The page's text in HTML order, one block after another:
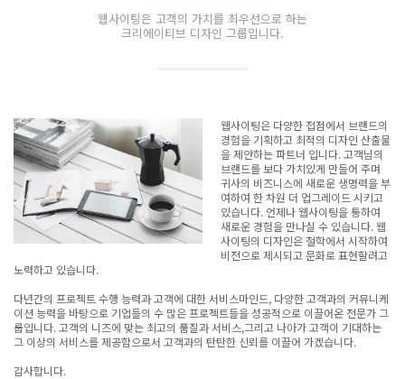
웹사이팅은 고객의 가치를 최우선으로 하는
크리에이티브 디자인 그룹입니다.
웹사이팅은 다양한 접점에서 브랜드의
경험을 기획하고 최적의 디자인 산출물
을 제안하는 파트너 입니다. 고객님의
브랜드를 보다 가치있게 만들어 주며
귀사의 비즈니스에 새로운 생명력을 부
여하여 한 차원 더 업그레이드 시키고
있습니다. 언제나 웹사이팅을 통하여
새로운 경험을 만나실 수 있습니다. 웹
사이팅의 디자인은 철학에서 시작하여
비전으로 제시되고 문화로 표현할려고
노력하고 있습니다.
다년간의 프로젝트 수행 능력과 고객에 대한 서비스마인드, 다양한 고객과의 커뮤니케
이션 능력을 바탕으로 기업들의 수 많은 프로젝트들을 성공적으로 이끌어온 전문가 그
룹입니다. 고객의 니즈에 맞는 최고의 품질과 서비스,그리고 나아가 고객이 기대하는
그 이상의 서비스를 제공함으로서 고객과의 탄탄한 신뢰를 이끌어 가겠습니다.
감사합니다.